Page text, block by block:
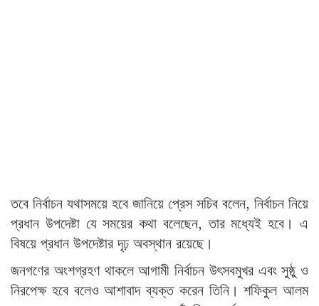
তবে নির্বাচন যথাসময়ে হবে জানিয়ে প্রেস সচিব বলেন, নির্বাচন নিয়ে
প্রধান উপদেষ্টা যে সময়ের কথা বলেছেন, তার মধ্যেই হবে। এ
বিষয়ে প্রধান উপদেষ্টার দৃঢ় অবস্থান রয়েছে।
জনগণের অংশগ্রহণ থাকলে আগামী নির্বাচন উৎসবমুখর এবং সুষ্ঠু ও
নিরপেক্ষ হবে বলেও আশাবাদ ব্যক্ত করেন তিনি। শফিকুল আলম